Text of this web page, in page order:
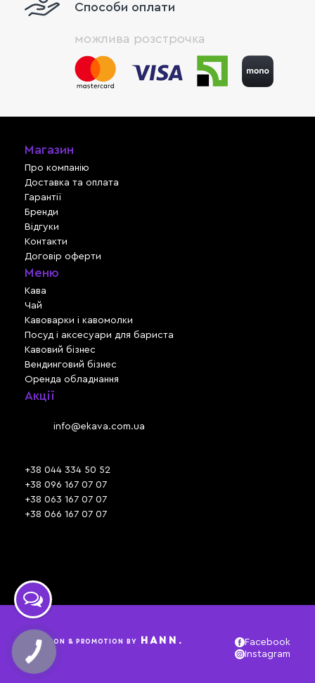
Способи оплати
можлива розстрочка
Магазин
Про компанію
Доставка та оплата
Гарантії
Бренди
Відгуки
Контакти
Договір оферти
Меню
Кава
Чай
Кавоварки і кавомолки
Посуд і аксесуари для бариста
Кавовий бізнес
Вендинговий бізнес
Оренда обладнання
Акції
info@ekava.com.ua
+38 044 334 50 52
+38 096 167 07 07
+38 063 167 07 07
+38 066 167 07 07
CREATION & PROMOTION BY HANN.
Facebook
Instagram